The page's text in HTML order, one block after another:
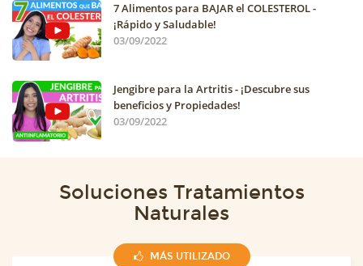
7 Alimentos para BAJAR el COLESTEROL -
¡Rápido y Saludable!
03/09/2022
Jengibre para la Artritis - ¡Descubre sus
beneficios y Propiedades!
03/09/2022
Soluciones Tratamientos
Naturales
MÁS UTILIZADO